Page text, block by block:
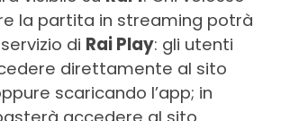
la partita in streaming potrà
di Rai Play: gli utenti
direttamente al sito
scaricando l’app; in